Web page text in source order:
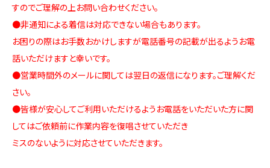
すのでご理解の上お問い合わせください。
●非通知による着信は対応できない場合もあります。
お困りの際はお手数おかけしますが電話番号の記載が出るようお電
話いただけますと幸いです。
●営業時間外のメールに関しては翌日の返信になります。ご理解くだ
さい。
●皆様が安心してご利用いただけるようお電話をいただいた方に関
してはご依頼前に作業内容を復唱させていただき
ミスのないように対応させていただきます。